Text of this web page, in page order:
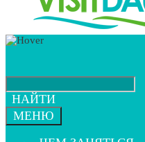
НАЙТИ
МЕНЮ